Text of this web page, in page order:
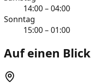
14:00 – 04:00
Sonntag
15:00 – 01:00
Auf einen Blick